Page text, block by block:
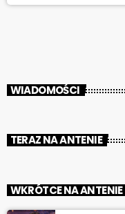
WIADOMOŚCI
TERAZ NA ANTENIE
WKRÓTCE NA ANTENIE